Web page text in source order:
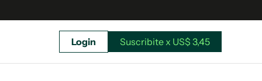
Login Suscribite x US$ 3,45